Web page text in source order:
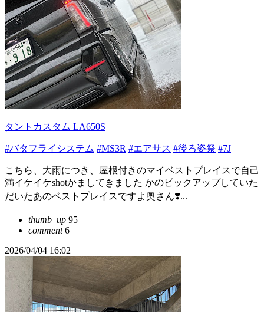
タントカスタム LA650S
#バタフライシステム #MS3R #エアサス #後ろ姿祭 #7J
こちら、大雨につき、屋根付きのマイベストプレイスで自己
満イケイケshotかましてきました かのピックアップしていた
だいたあのベストプレイスですよ奥さん❣️...
thumb_up 95
comment6
2026/04/04 16:02